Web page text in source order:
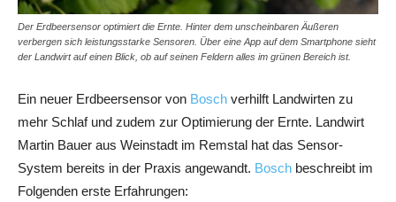
Der Erdbeersensor optimiert die Ernte. Hinter dem unscheinbaren Äußeren
verbergen sich leistungsstarke Sensoren. Über eine App auf dem Smartphone sieht
der Landwirt auf einen Blick, ob auf seinen Feldern alles im grünen Bereich ist.
Ein neuer Erdbeersensor von Bosch verhilft Landwirten zu
mehr Schlaf und zudem zur Optimierung der Ernte. Landwirt
Martin Bauer aus Weinstadt im Remstal hat das Sensor-
System bereits in der Praxis angewandt. Bosch beschreibt im
Folgenden erste Erfahrungen: